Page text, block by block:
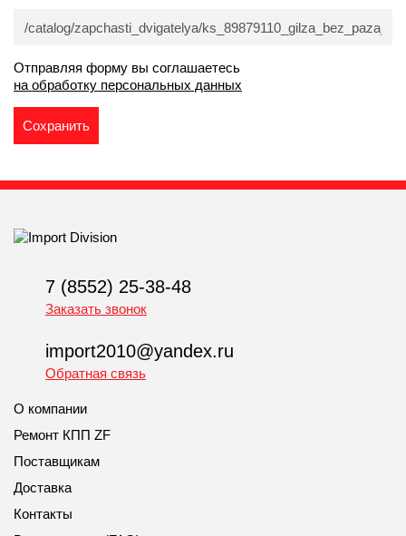
Отправляя форму вы соглашаетесь
на обработку персональных данных
7 (8552) 25-38-48
Заказать звонок
import2010@yandex.ru
Обратная связь
О компании
Ремонт КПП ZF
Поставщикам
Доставка
Контакты